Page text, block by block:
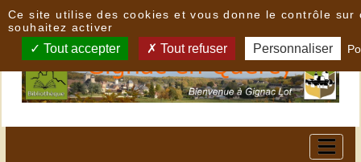
Ce site utilise des cookies et vous donne le contrôle sur
souhaitez activer
Tout accepter Tout refuser Personnaliser